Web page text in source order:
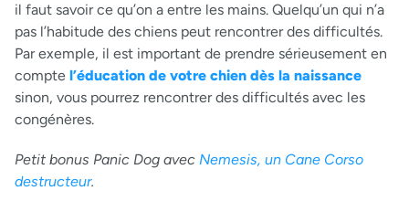
il faut savoir ce qu’on a entre les mains. Quelqu’un qui n’a
pas l’habitude des chiens peut rencontrer des difficultés.
Par exemple, il est important de prendre sérieusement en
compte l’éducation de votre chien dès la naissance
sinon, vous pourrez rencontrer des difficultés avec les
congénères.
Petit bonus Panic Dog avec Nemesis, un Cane Corso
destructeur.